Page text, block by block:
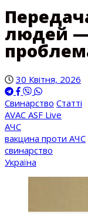
людей —
30 Квітня, 2026
Свинарство Статті
AVAC ASF Live
АЧС
вакцина проти АЧС
свинарство
Україна